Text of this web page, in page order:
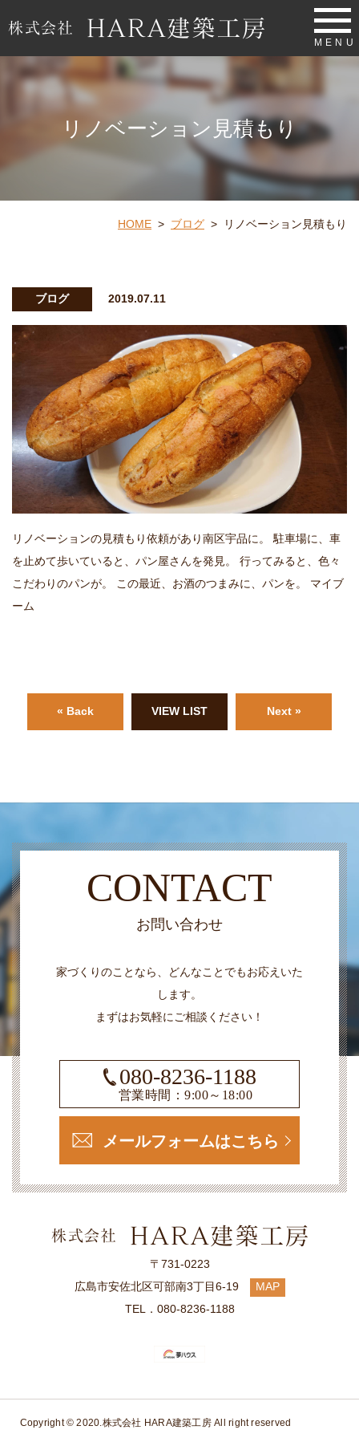
MENU
リノベーション見積もり
HOME > ブログ > リノベーション見積もり
ブログ 2019.07.11
リノベーションの見積もり依頼があり南区宇品に。 駐車場に、車
を止めて歩いていると、パン屋さんを発見。 行ってみると、色々
こだわりのパンが。 この最近、お酒のつまみに、パンを。 マイブ
ーム
« Back VIEW LIST Next »
CONTACT
お問い合わせ
家づくりのことなら、どんなことでもお応えいた
します。
まずはお気軽にご相談ください！
080-8236-1188
営業時間：9:00～18:00
メールフォームはこちら
〒731-0223
広島市安佐北区可部南3丁目6-19
MAP
TEL．080-8236-1188
Copyright © 2020.株式会社 HARA建築工房 All right reserved